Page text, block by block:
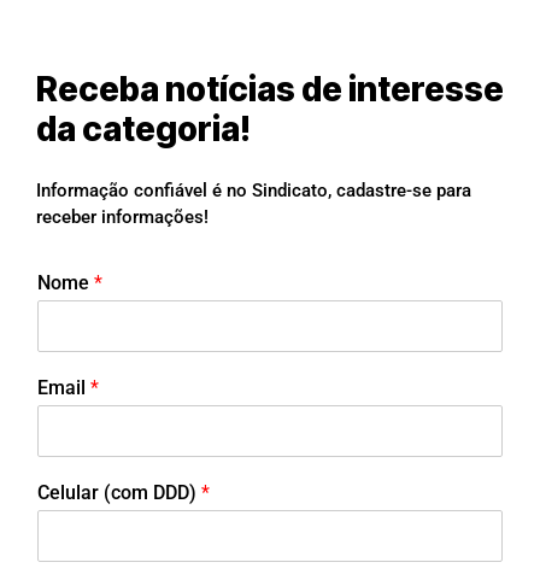
Receba notícias de interesse
da categoria!
Informação confiável é no Sindicato, cadastre-se para
receber informações!
Nome *
Email *
Celular (com DDD) *